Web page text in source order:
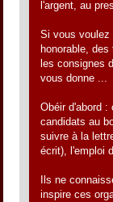
l'argent, au
Si vous voulez
honorable,
les consignes
vous donne ...
Obéir d'abord
candidats au
suivre à la
écrit), l'emploi
Ils ne
inspire ces